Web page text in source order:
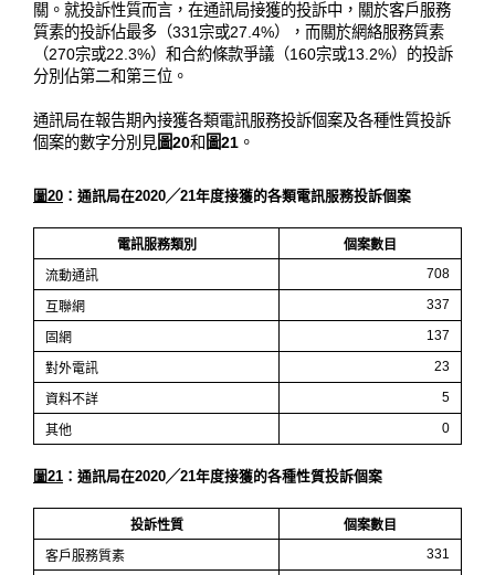
關。就投訴性質而言，在通訊局接獲的投訴中，關於客戶服務
質素的投訴佔最多（331宗或27.4%），而關於網絡服務質素
（270宗或22.3%）和合約條款爭議（160宗或13.2%）的投訴
分別佔第二和第三位。
通訊局在報告期內接獲各類電訊服務投訴個案及各種性質投訴
個案的數字分別見圖20和 圖21 。
圖20 ：通訊局在2020╱21年度接獲的各類電訊服務投訴個案
電訊服務類別
個案數目
流動通訊
708
互聯網 337
固網 137
對外電訊 23
資料不詳 5
其他 0
圖21 ：通訊局在2020╱21年度接獲的各種性質投訴個案
投訴性質
個案數目
客戶服務質素
331